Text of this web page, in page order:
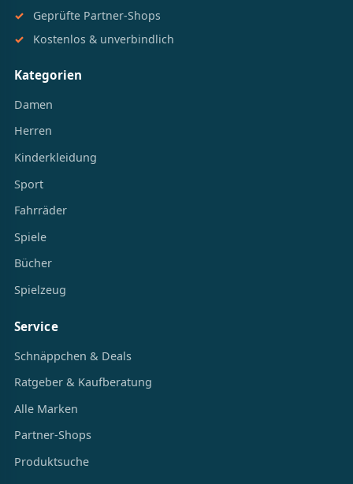
Geprüfte Partner-Shops
Kostenlos & unverbindlich
Kategorien
Damen
Herren
Kinderkleidung
Sport
Fahrräder
Spiele
Bücher
Spielzeug
Service
Schnäppchen & Deals
Ratgeber & Kaufberatung
Alle Marken
Partner-Shops
Produktsuche